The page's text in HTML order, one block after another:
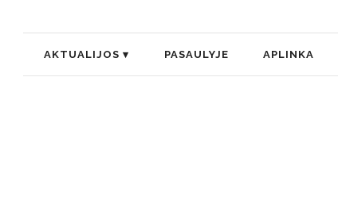
AKTUALIJOS PASAULYJE APLINKA